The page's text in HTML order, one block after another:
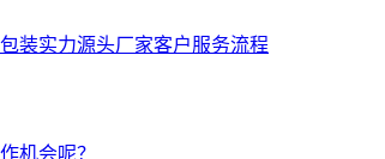
装实力源头厂家客户服务流程
机会呢？